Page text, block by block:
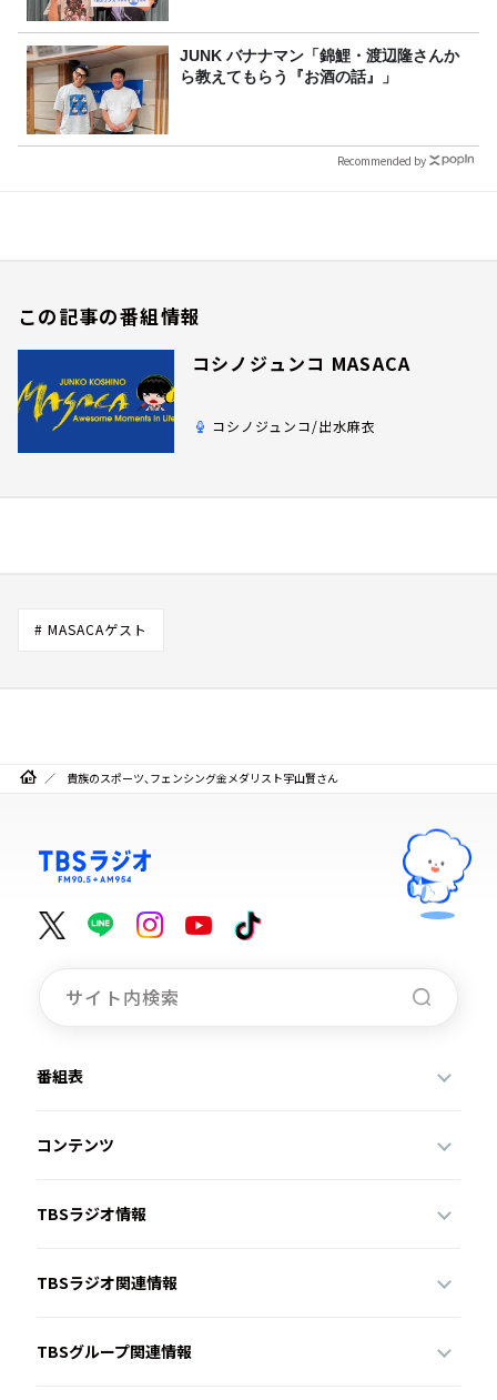
JUNK バナナマン「錦鯉・渡辺隆さんか
ら教えてもらう『お酒の話』」
Recommended by
この記事の番組情報
コシノジュンコ MASACA
コシノジュンコ/出水麻衣
# MASACAゲスト
貴族のスポーツ、フェンシング金メダリスト宇山賢さん
番組表
コンテンツ
TBSラジオ情報
TBSラジオ関連情報
TBSグループ関連情報